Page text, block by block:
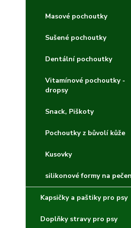
Masové pochoutky
Sušené pochoutky
Dentální pochoutky
Vitamínové pochoutky -
dropsy
Snack, Piškoty
Pochoutky z bůvolí kůže
Kusovky
silikonové formy na
Kapsičky a paštiky pro psy
Doplňky stravy pro psy